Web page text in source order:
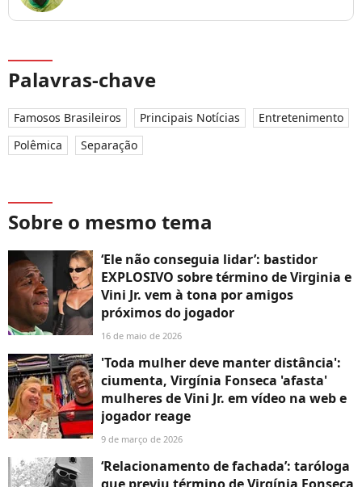
Palavras-chave
Famosos Brasileiros Principais Notícias
Entretenimento
Polêmica
Separação
Sobre o mesmo tema
‘Ele não conseguia lidar’: bastidor
EXPLOSIVO sobre término de Virginia e
Vini Jr. vem à tona por amigos
próximos do jogador
16 de maio de 2026
'Toda mulher deve manter distância':
ciumenta, Virgínia Fonseca 'afasta'
mulheres de Vini Jr. em vídeo na web e
jogador reage
9 de março de 2026
‘Relacionamento de fachada’: taróloga